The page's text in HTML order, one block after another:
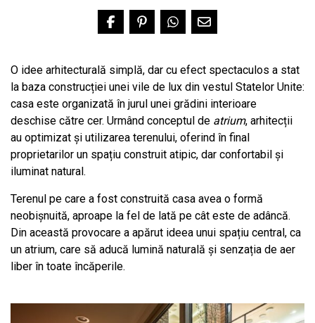
O idee arhitecturală simplă, dar cu efect spectaculos a stat
la baza construcției unei vile de lux din vestul Statelor Unite:
casa este organizată în jurul unei grădini interioare
deschise către cer. Urmând conceptul de atrium, arhitecții
au optimizat și utilizarea terenului, oferind în final
proprietarilor un spațiu construit atipic, dar confortabil și
iluminat natural.
Terenul pe care a fost construită casa avea o formă
neobișnuită, aproape la fel de lată pe cât este de adâncă.
Din această provocare a apărut ideea unui spațiu central, ca
un atrium, care să aducă lumină naturală și senzația de aer
liber în toate încăperile.